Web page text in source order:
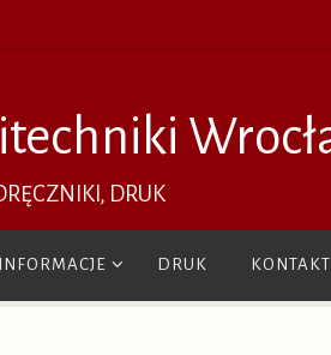
DRUK
INFORMACJE DRUK KONTAKT